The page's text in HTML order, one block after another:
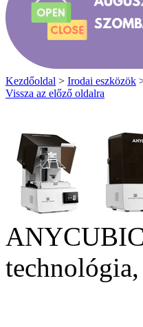
Kezdőoldal > Irodai eszközök
Vissza az előző oldalra